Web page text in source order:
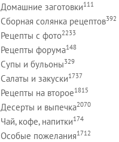
Домашние заготовки111
Сборная солянка рецептов392
Рецепты c фото2233
Рецепты форума148
Супы и бульоны329
Салаты и закуски1737
Рецепты на второе1815
Десерты и выпечка2070
Чай, кофе, напитки174
Особые пожелания1712